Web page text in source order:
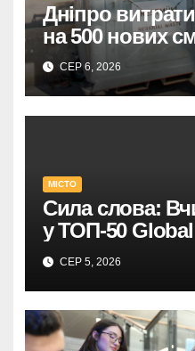
Дніпро
на 500 нових
контейнерів.
СЕР 6, 2026
МІСТО
Сила слова:
у ТОП-50
Ukraine
СЕР 5, 2026